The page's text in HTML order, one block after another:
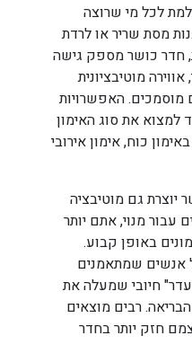
לכל מי שרוצה
מסת שריר או לרדת
חדר כושר מספק גישה
מוטיבציונית
מוסמכים. האפשרויות
למצוא את סוג האימון
כוח, אימון אירובי
יוצרת גם מוטיבציה
מנוי, אתם יותר
באופן קבוע.
אנשים שמתאמנים
חיובי שמעלה את
רבים מוצאים
חזק יותר בחדר